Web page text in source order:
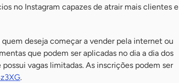
no Instagram capazes de atrair mais clientes e
deseja começar a vender pela internet ou
que podem ser aplicadas no dia a dia dos
vagas limitadas. As inscrições podem ser
.